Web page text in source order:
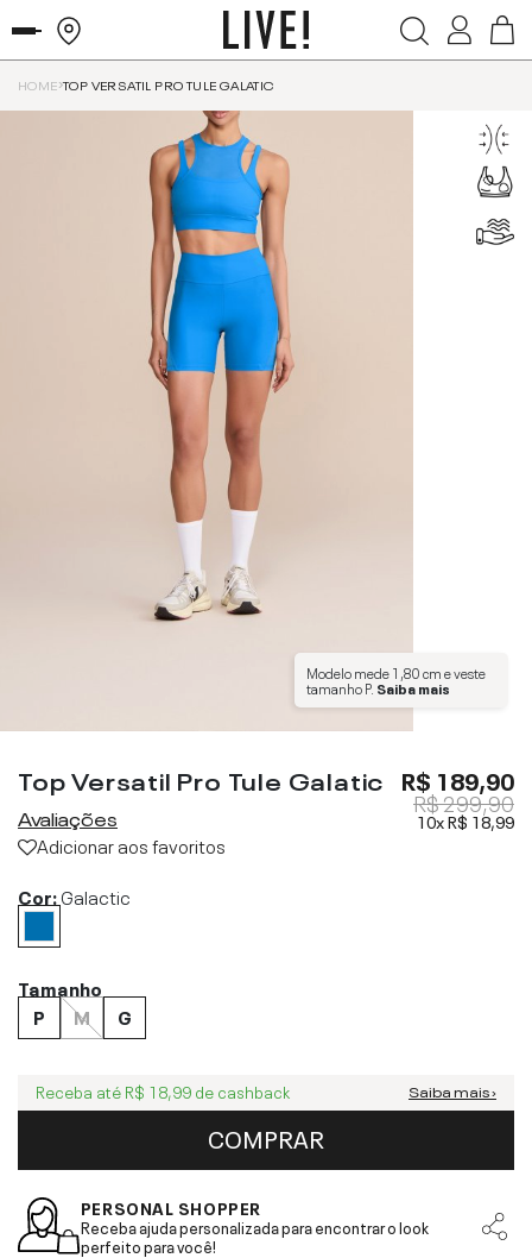
HOME TOP VERSATIL PRO TULE GALATIC
Modelo mede1,80 cme veste
tamanhoP. Saiba mais
Top Versatil Pro Tule Galatic
Avaliações
Adicionar aos favoritos
R$ 189,90
R$ 299,90
10xR$ 18,99
Cor:Galactic
Tamanho
P
M G
Receba até R$ 18,99 de cashback Saiba mais ›
COMPRAR
PERSONAL SHOPPER
Receba ajuda personalizada para encontrar o look
perfeito para você!